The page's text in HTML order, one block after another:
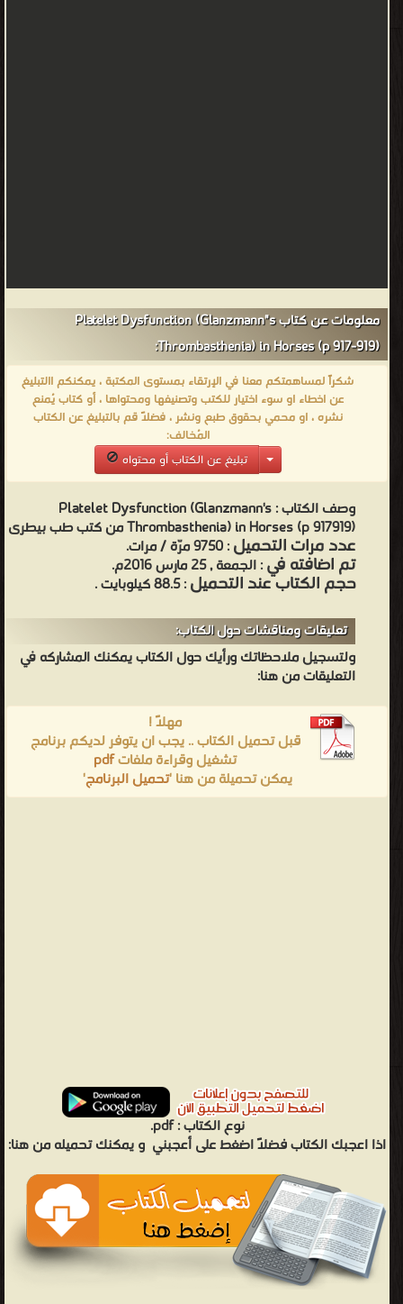
معلومات عن كتاب Platelet Dysfunction (Glanzmann"s
Thrombasthenia) in Horses (p 917-919):
شكراً لمساهمتكم معنا في الإرتقاء بمستوى المكتبة ، يمكنكم االتبليغ
عن اخطاء او سوء اختيار للكتب وتصنيفها ومحتواها ، أو كتاب يُمنع
نشره ، او محمي بحقوق طبع ونشر ، فضلاً قم بالتبليغ عن الكتاب
المُخالف:
تبليغ عن الكتاب أو محتواه
وصف الكتاب :Platelet Dysfunction (Glanzmann's
Thrombasthenia) in Horses (p 917919) من كتب طب بيطرى
عدد مرات التحميل: 9750 مرّة / مرات.
تم اضافته في: الجمعة , 25 مارس 2016م.
حجم الكتاب عند التحميل: 88.5 كيلوبايت .
تعليقات ومناقشات حول الكتاب:
ولتسجيل ملاحظاتك ورأيك حول الكتاب يمكنك المشاركه في
التعليقات من هنا:
مهلاً !
قبل تحميل الكتاب .. يجب ان يتوفر لديكم برنامج
تشغيل وقراءة ملفاتpdf
يمكن تحميلة من هنا 'تحميل البرنامج'
نوع الكتاب :pdf.
اذا اعجبك الكتاب فضلاً اضغط على أعجبني و يمكنك تحميله من هنا: